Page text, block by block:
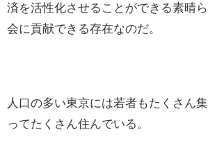
済を活性化させることができる素晴
会に貢献できる存在なのだ。
人口の多い東京には若者もたくさん
ってたくさん住んでいる。